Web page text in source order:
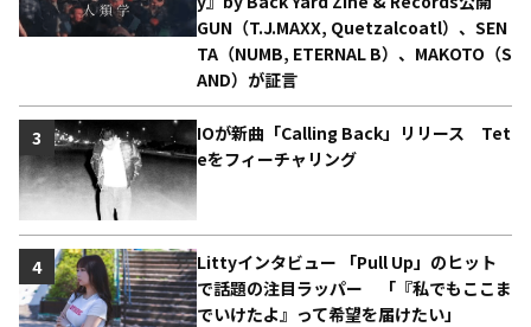
GUN（T.J.MAXX, Quetzalcoatl）、SEN
TA（NUMB, ETERNAL B）、MAKOTO（S
AND）が証言
IOが新曲「Calling Back」リリース Tet
eをフィーチャリング
3
Littyインタビュー 「Pull Up」のヒット
で話題の注目ラッパー 「『私でもここま
でいけたよ』って希望を届けたい」
4